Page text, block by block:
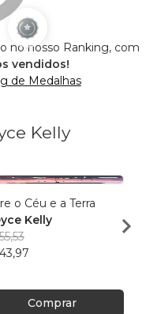
no nosso Ranking, com
vendidos!
de Medalhas
Kelly
o Céu e a Terra
Kelly
Comprar